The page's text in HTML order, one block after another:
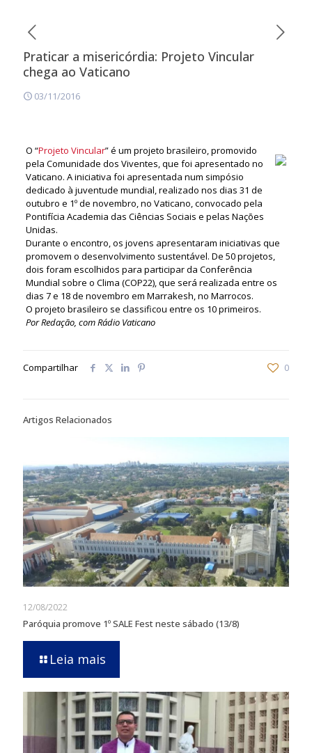
Praticar a misericórdia: Projeto Vincular
chega ao Vaticano
03/11/2016
O “Projeto Vincular” é um projeto brasileiro, promovido
pela Comunidade dos Viventes, que foi apresentado no
Vaticano. A iniciativa foi apresentada num simpósio
dedicado à juventude mundial, realizado nos dias 31 de
outubro e 1º de novembro, no Vaticano, convocado pela
Pontifícia Academia das Ciências Sociais e pelas Nações
Unidas.
Durante o encontro, os jovens apresentaram iniciativas que
promovem o desenvolvimento sustentável. De 50 projetos,
dois foram escolhidos para participar da Conferência
Mundial sobre o Clima (COP22), que será realizada entre os
dias 7 e 18 de novembro em Marrakesh, no Marrocos.
O projeto brasileiro se classificou entre os 10 primeiros.
Por Redação, com Rádio Vaticano
Compartilhar 0
Artigos Relacionados
12/08/2022
Paróquia promove 1º SALE Fest neste sábado (13/8)
Leia mais